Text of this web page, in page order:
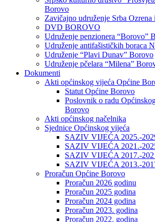
Borovo
Zavičajno udruženje Srba Ozrena
DVD BOROVO
Udruženje penzionera “Borovo”
Udruženje antifašističkih boraca
Udruženje “Plavi Dunav” Borovo
Udruženje pčelara “Milena”
Dokumenti
Akti općinskog vijeća Općine
Statut Općine Borovo
Poslovnik o radu
Borovo
Akti općinskog načelnika
Sjednice Općinskog vijeća
SAZIV VIJEĆA 2025.-
SAZIV VIJEĆA 2021.-
SAZIV VIJEĆA 2017.-
SAZIV VIJEĆA 2013.-
Proračun Općine Borovo
Proračun 2026 godinu
Proračun 2025 godina
Proračun 2024 godina
Proračun 2023. godina
Proračun 2022. godina